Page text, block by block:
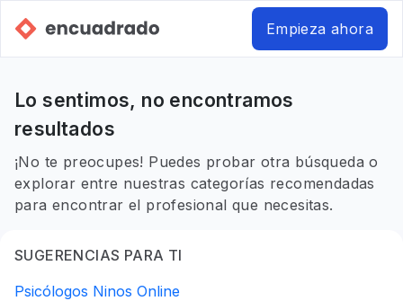
Empieza ahora
Lo sentimos, no encontramos
resultados
¡No te preocupes! Puedes probar otra búsqueda o
explorar entre nuestras categorías recomendadas
para encontrar el profesional que necesitas.
SUGERENCIAS PARA TI
Psicólogos Ninos Online